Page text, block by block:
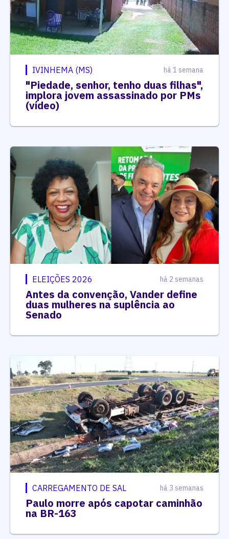
IVINHEMA (MS) há 1 semana
"Piedade, senhor, tenho duas filhas",
implora jovem assassinado por PMs
(vídeo)
ELEIÇÕES 2026 há 2 semanas
Antes da convenção, Vander define
duas mulheres na suplência ao
Senado
CARREGAMENTO DE SAL há 3 semanas
Paulo morre após capotar caminhão
na BR-163